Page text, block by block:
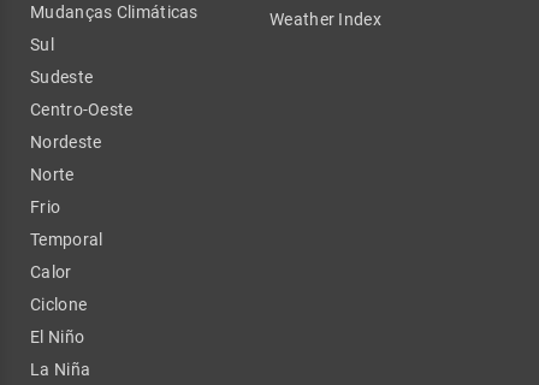
Mudanças Climáticas
Sul
Sudeste
Centro-Oeste
Nordeste
Norte
Frio
Temporal
Calor
Ciclone
El Niño
La Niña
Weather Index